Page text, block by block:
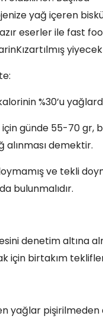
yağ içeren
eserler ile fast
%30’u
günde 55-70 gr,
demektir.
ve tekli
bulunmalıdır.
denetim altına
için birtakım
yağlar pişirilmeden